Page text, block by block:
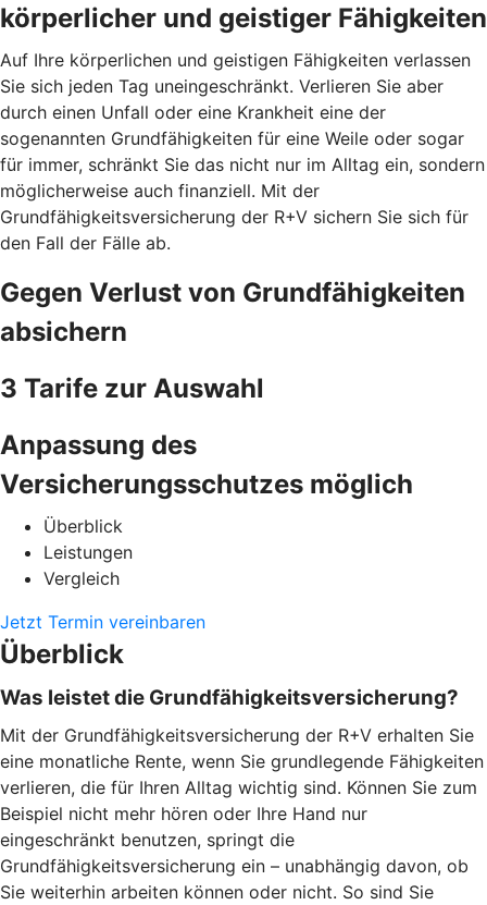
körperlicher und geistiger Fähigkeiten
Auf Ihre körperlichen und geistigen Fähigkeiten verlassen
Sie sich jeden Tag uneingeschränkt. Verlieren Sie aber
durch einen Unfall oder eine Krankheit eine der
sogenannten Grundfähigkeiten für eine Weile oder sogar
für immer, schränkt Sie das nicht nur im Alltag ein, sondern
möglicherweise auch finanziell. Mit der
Grundfähigkeitsversicherung der R+V sichern Sie sich für
den Fall der Fälle ab.
Gegen Verlust von Grundfähigkeiten
absichern
3 Tarife zur Auswahl
Anpassung des
Versicherungsschutzes möglich
Überblick
Leistungen
Vergleich
Jetzt Termin vereinbaren
Überblick
Was leistet die Grundfähigkeitsversicherung?
Mit der Grundfähigkeitsversicherung der R+V erhalten Sie
eine monatliche Rente, wenn Sie grundlegende Fähigkeiten
verlieren, die für Ihren Alltag wichtig sind. Können Sie zum
Beispiel nicht mehr hören oder Ihre Hand nur
eingeschränkt benutzen, springt die
Grundfähigkeitsversicherung ein – unabhängig davon, ob
Sie weiterhin arbeiten können oder nicht. So sind Sie